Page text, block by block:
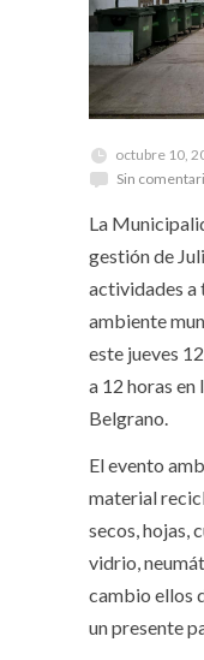
octubre 10,
Sin
La
gestión de
actividades a
ambiente
este jueves
a 12 horas en
Belgrano.
El evento
material
secos, hojas,
vidrio,
cambio ellos
un presente